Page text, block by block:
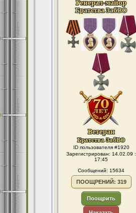
ID пользователя #1920
Зарегистрирован: 14.02.09 :
17:45
Сообщений: 15634
ПООЩРЕНИЙ: 319
Поощрить